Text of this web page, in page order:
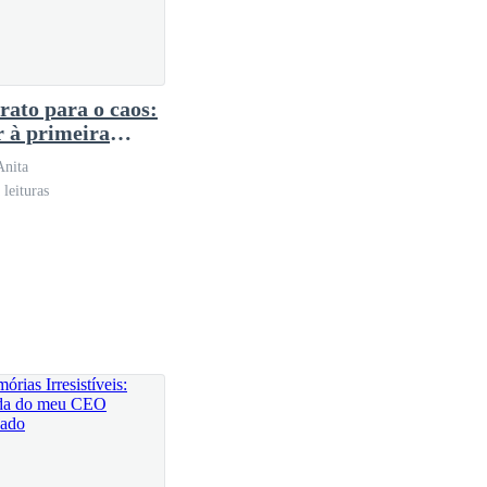
para o caos:
à primeira